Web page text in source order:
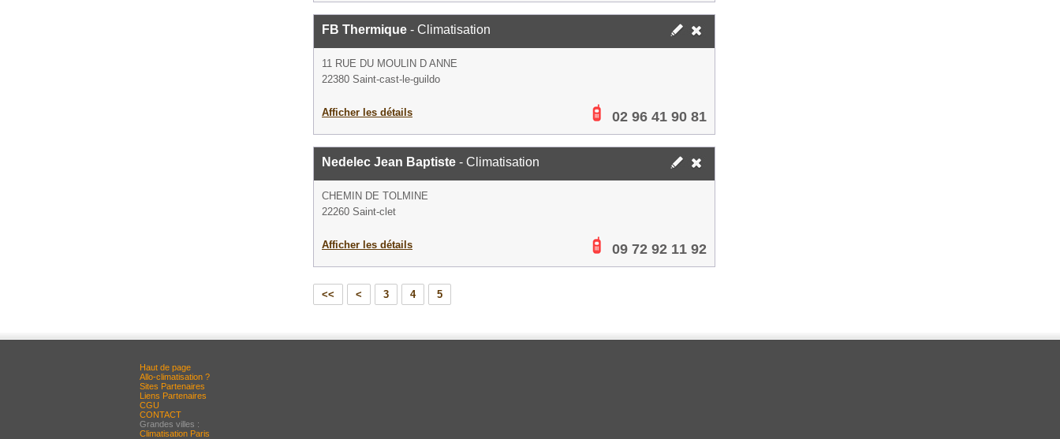
FB Thermique - Climatisation
11 RUE DU MOULIN D ANNE
22380 Saint-cast-le-guildo
Afficher les détails 02 96 41 90 81
Nedelec Jean Baptiste - Climatisation
CHEMIN DE TOLMINE
22260 Saint-clet
Afficher les détails 09 72 92 11 92
<< < 3 4 5
Haut de page
Allo-climatisation ?
Sites Partenaires
Liens Partenaires
CGU
CONTACT
Grandes villes :
Climatisation Paris